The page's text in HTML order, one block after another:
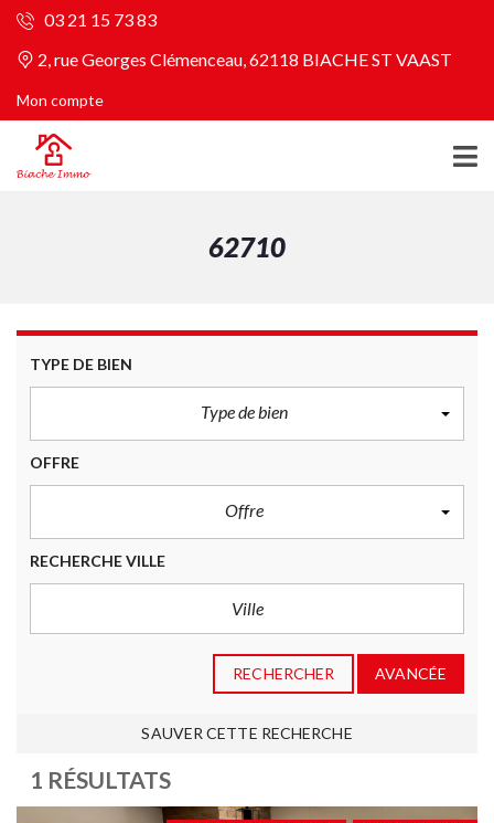
03 21 15 73 83
2, rue Georges Clémenceau, 62118 BIACHE ST VAAST
Mon compte
62710
TYPE DE BIEN
Type de bien
OFFRE
Offre
RECHERCHE VILLE
RECHERCHER AVANCÉE
SAUVER CETTE RECHERCHE
1 RÉSULTATS